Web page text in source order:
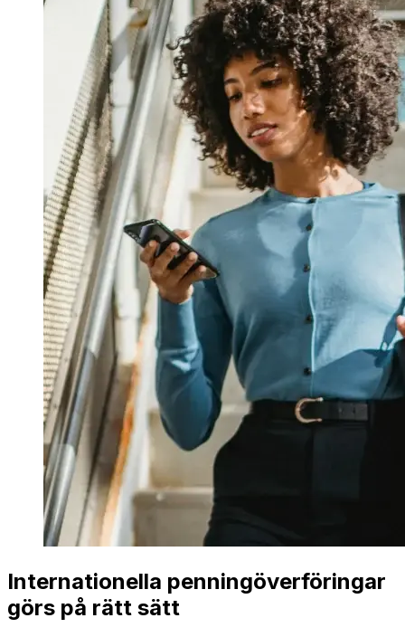
Internationella penningöverföringar
görs på rätt sätt